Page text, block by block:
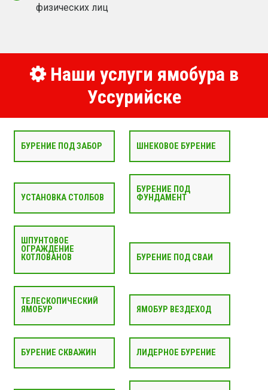
физических лиц
Наши услуги ямобура в
Уссурийске
БУРЕНИЕ ПОД ЗАБОР ШНЕКОВОЕ БУРЕНИЕ
УСТАНОВКА СТОЛБОВ
БУРЕНИЕ ПОД
ФУНДАМЕНТ
ШПУНТОВОЕ
ОГРАЖДЕНИЕ
КОТЛОВАНОВ
БУРЕНИЕ ПОД СВАИ
ТЕЛЕСКОПИЧЕСКИЙ
ЯМОБУР
ЯМОБУР ВЕЗДЕХОД
БУРЕНИЕ СКВАЖИН ЛИДЕРНОЕ БУРЕНИЕ